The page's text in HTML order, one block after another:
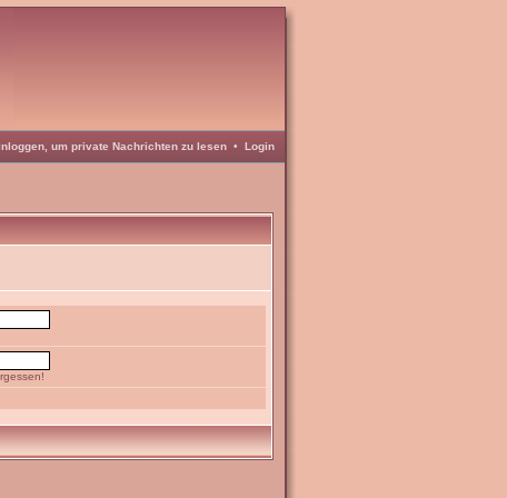
um private Nachrichten zu lesen • Login